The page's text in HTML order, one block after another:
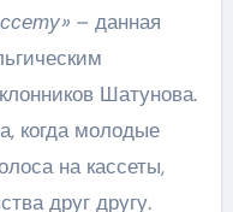
– данная
Шатунова.
когда молодые
на кассеты,
друг другу.